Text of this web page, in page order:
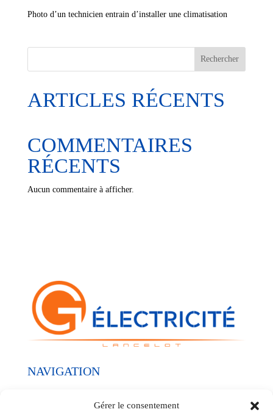
Gérer le consentement
Photo d’un technicien entrain d’installer une climatisation
Rechercher
ARTICLES RÉCENTS
COMMENTAIRES
RÉCENTS
Aucun commentaire à afficher.
NAVIGATION